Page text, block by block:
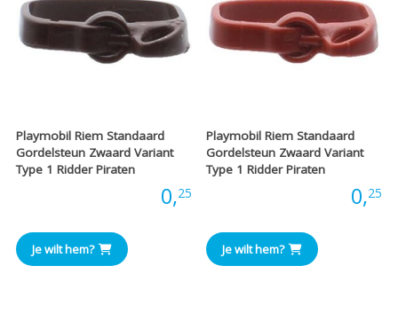
Playmobil Riem Standaard
Gordelsteun Zwaard Variant
Type 1 Ridder Piraten
0,25
Je wilt hem?
Playmobil Riem Standaard
Gordelsteun Zwaard Variant
Type 1 Ridder Piraten
0,25
Je wilt hem?